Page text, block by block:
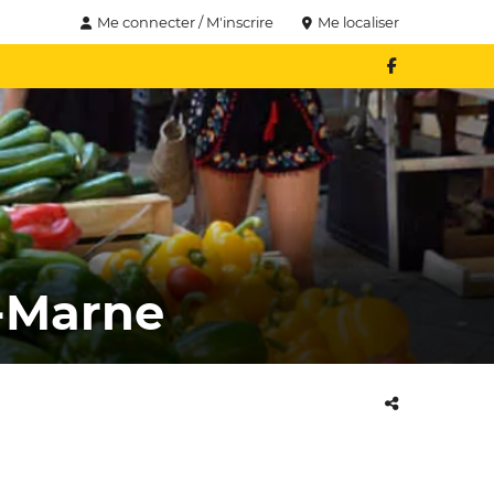
Me connecter / M'inscrire Me localiser